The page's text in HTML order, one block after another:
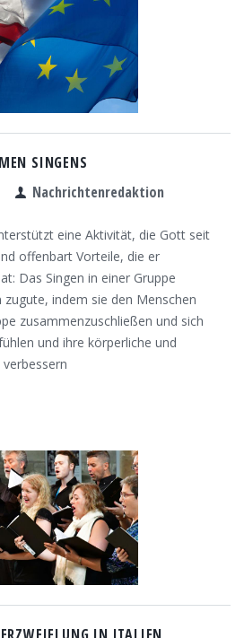
SINGENS
Nachrichtenredaktion
eine Aktivität, die Gott seit
offenbart Vorteile, die er
Das Singen in einer Gruppe
indem sie den Menschen
zusammenzuschließen und sich
und ihre körperliche und